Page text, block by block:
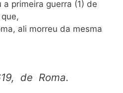
primeira guerra (1) de
ali morreu da mesma
de Roma.